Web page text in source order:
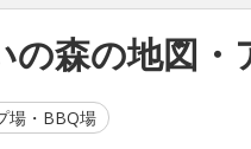
の森の地図・
場・BBQ場